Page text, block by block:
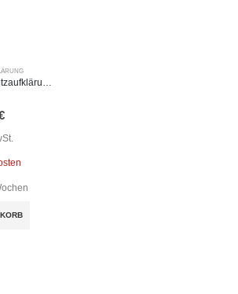
Modulkoffer Brandschutzaufklärung 60+ Expert